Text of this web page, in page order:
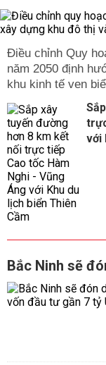
Điều chỉnh Quy
năm 2050 định
khu kinh tế ven
với
Bắc Ninh sẽ